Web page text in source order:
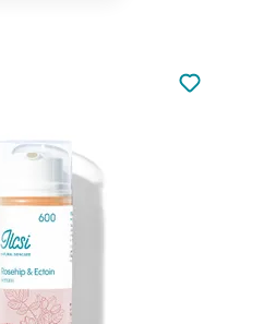
Nie dodano
Dodaj do